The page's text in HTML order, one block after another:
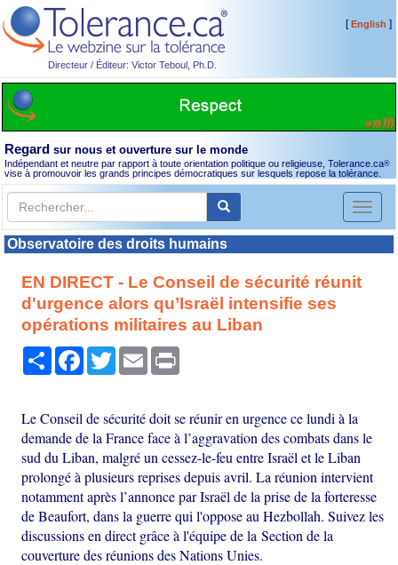
Directeur / Éditeur: Victor Teboul, Ph.D.
[English ]
Regard sur nous et ouverture sur le monde
Indépendant et neutre par rapport à toute orientation politique ou religieuse, Tolerance.ca®
vise à promouvoir les grands principes démocratiques sur lesquels repose la tolérance.
Toggle
Observatoire des droits humains
EN DIRECT - Le Conseil de sécurité réunit
d'urgence alors qu’Israël intensifie ses
opérations militaires au Liban
PartagerFacebook
TwitterEmail
Le Conseil de sécurité doit se réunir en urgence ce lundi à la
demande de la France face à l’aggravation des combats dans le
sud du Liban, malgré un cessez-le-feu entre Israël et le Liban
prolongé à plusieurs reprises depuis avril. La réunion intervient
notamment après l’annonce par Israël de la prise de la forteresse
de Beaufort, dans la guerre qui l'oppose au Hezbollah. Suivez les
discussions en direct grâce à l'équipe de la Section de la
couverture des réunions des Nations Unies.